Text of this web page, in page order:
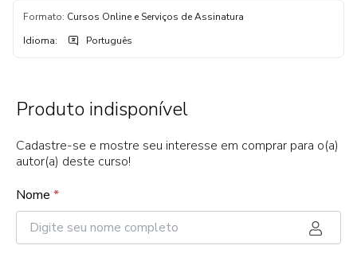
Formato: Cursos Online e Serviços de Assinatura
Idioma: Português
Produto indisponível
Cadastre-se e mostre seu interesse em comprar para o(a)
autor(a) deste curso!
Nome *